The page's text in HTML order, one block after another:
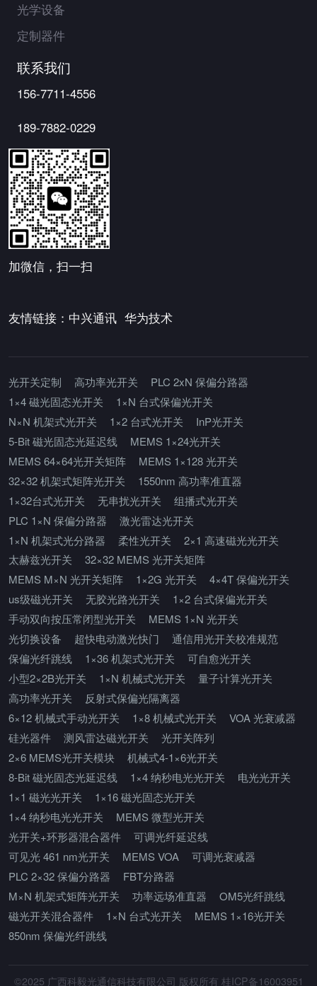
光学设备
定制器件
联系我们
156-7711-4556
189-7882-0229
加微信，扫一扫
友情链接： 中兴通讯 华为技术
光开关定制 高功率光开关
PLC 2xN 保偏分路器
1×4 磁光固态光开关
1×N 台式保偏光开关
N×N 机架式光开关
1×2 台式光开关
InP光开关
5-Bit 磁光固态光延迟线
MEMS 1×24光开关
MEMS 64×64光开关矩阵
MEMS 1×128 光开关
32×32 机架式矩阵光开关
1550nm 高功率准直器
1×32台式光开关
无串扰光开关
组播式光开关
PLC 1×N 保偏分路器
激光雷达光开关
1×N 机架式光分路器
柔性光开关
2×1 高速磁光光开关
太赫兹光开关
32×32 MEMS 光开关矩阵
MEMS M×N 光开关矩阵
1×2G 光开关
4×4T 保偏光开关
us级磁光开关
无胶光路光开关
1×2 台式保偏光开关
手动双向按压常闭型光开关
MEMS 1×N 光开关
光切换设备
超快电动激光快门
通信用光开关校准规范
保偏光纤跳线
1×36 机架式光开关
可自愈光开关
小型2×2B光开关
1×N 机械式光开关
量子计算光开关
高功率光开关
反射式保偏光隔离器
6×12 机械式手动光开关
1×8 机械式光开关
VOA 光衰减器
硅光器件
测风雷达磁光开关
光开关阵列
2×6 MEMS光开关模块
机械式4-1×6光开关
8-Bit 磁光固态光延迟线
1×4 纳秒电光光开关
电光光开关
1×1 磁光光开关
1×16 磁光固态光开关
1×4 纳秒电光光开关
MEMS 微型光开关
光开关+环形器混合器件
可调光纤延迟线
可见光 461 nm光开关
MEMS VOA
可调光衰减器
PLC 2×32 保偏分路器
FBT分路器
M×N 机架式矩阵光开关
功率远场准直器
OM5光纤跳线
磁光开关混合器件
1×N 台式光开关
MEMS 1×16光开关
850nm 保偏光纤跳线
©2025 广西科毅光通信科技有限公司 版权所有 桂ICP备16003951